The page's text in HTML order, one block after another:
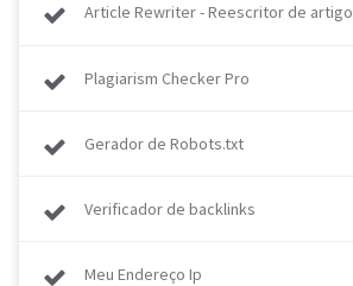
Article Rewriter - Reescritor de artigo
Plagiarism Checker Pro
Gerador de Robots.txt
Verificador de backlinks
Meu Endereço Ip